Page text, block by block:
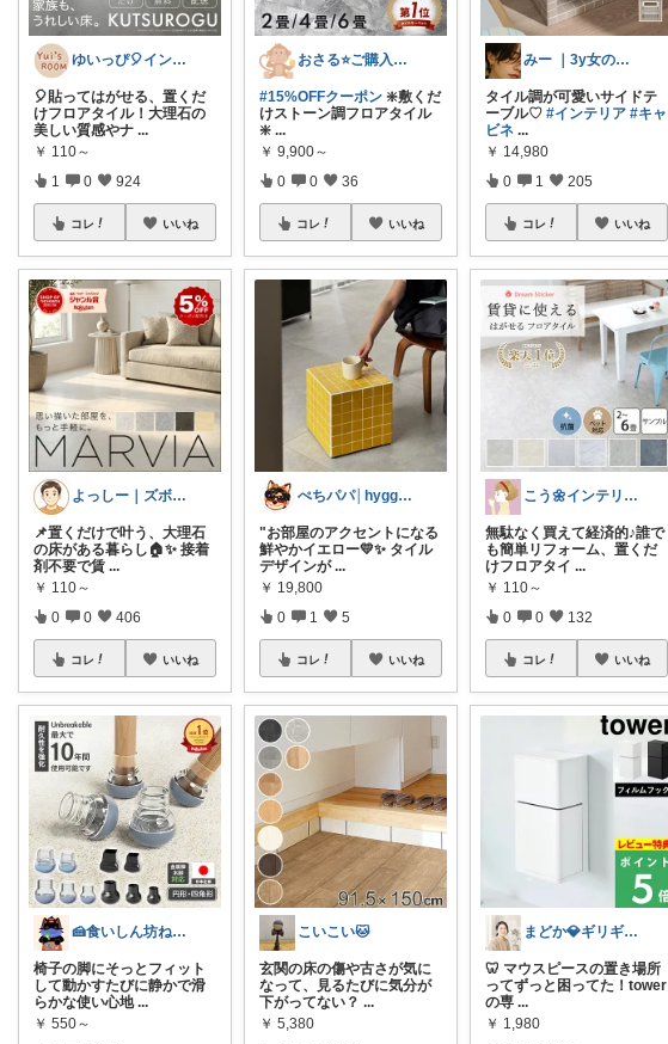
ゆいっぴ🎈インテリアとファッション
🎈貼ってはがせる、置くだ
けフロアタイル！大理石の
美しい質感やナ ...
￥ 110～
1 0 924
コレ いいね
よっしー｜ズボラでもおしゃれに整えたい
📌置くだけで叶う、大理石
の床がある暮らし🏠✨ 接着
剤不要で賃 ...
￥ 110～
0 0 406
コレ いいね
🍰食いしん坊ねっこ🍩毎日タロット占い
椅子の脚にそっとフィット
して動かすたびに静かで滑
らかな使い心地 ...
￥ 550～
おさる⭐ご購入感謝🐹
#15%OFFクーポン ❇️敷くだ
けストーン調フロアタイル
❇️ ...
￥ 9,900～
0 0 36
コレ いいね
ぺちパパ│hyggeな心意気を大切に🌿
"お部屋のアクセントになる
鮮やかイエロー💛✨ タイル
デザインが ...
￥ 19,800
0 1 5
コレ いいね
こいこい🐱
玄関の床の傷や古さが気に
なって、見るたびに気分が
下がってない？ ...
￥ 5,380
みー ｜3y女の子ママ
タイル調が可愛いサイドテ
ーブル♡#インテリア #キャ
ビネ ...
￥ 14,980
0 1 205
コレ いいね
こう🌼インテリアと家事＆育児グッズ
無駄なく買えて経済的♪誰で
も簡単リフォーム、置くだ
けフロアタイ ...
￥ 110～
0 0 132
コレ いいね
まどか💎ギリギリアラサーOL
🦷 マウスピースの置き場所
ってずっと困ってた！tower
の専 ...
￥ 1,980